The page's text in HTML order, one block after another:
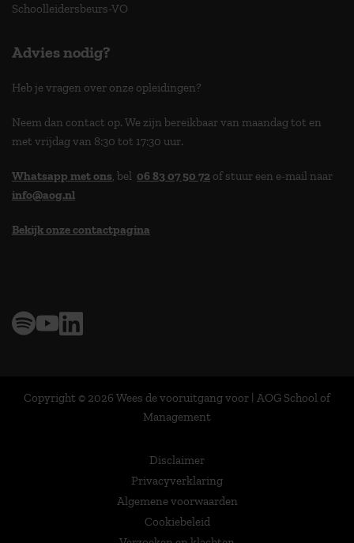
Schoolleidersbeurs-VO
Advies nodig?
Heb je vragen over onze opleidingen?
Neem dan contact op. We zijn bereikbaar van maandag tot en
met vrijdag van 8:30 tot 17:30 uur.
Whatsapp met ons, bel 06 83 07 50 72 of stuur een e-mail naar
info@aog.nl
Bekijk onze contactpagina
Copyright © 2026 Wees de vooruitgang voor | AOG School of
Management
Disclaimer
Privacyverklaring
Algemene voorwaarden
Cookiebeleid